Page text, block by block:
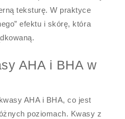
teksturę. W praktyce
efektu i skórę, która
AHA i BHA w
AHA i BHA, co jest
poziomach. Kwasy z